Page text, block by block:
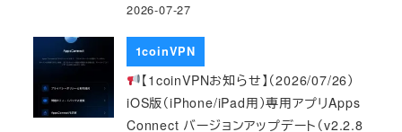
2026-07-27
1coinVPN
【1coinVPNお知らせ】（2026/07/26）
iOS版（iPhone/iPad用）専用アプリApps
Connect バージョンアップデート（v2.2.8